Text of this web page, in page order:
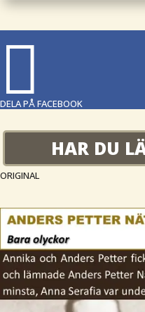

DELA PÅ FACEBOOK
HAR DU
ORIGINAL